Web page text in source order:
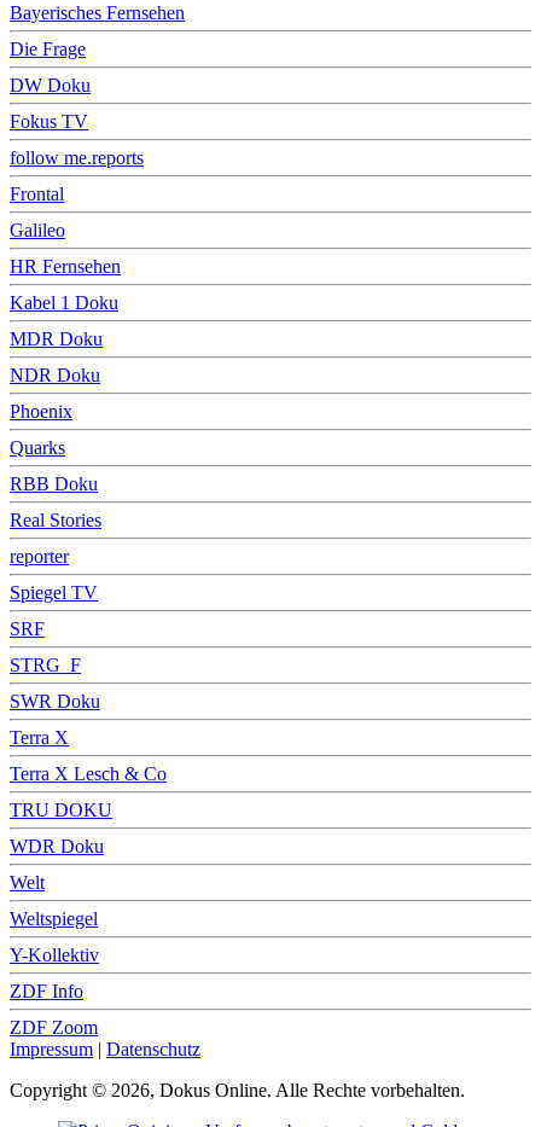
Bayerisches Fernsehen
Die Frage
DW Doku
Fokus TV
follow me.reports
Frontal
Galileo
HR Fernsehen
Kabel 1 Doku
MDR Doku
NDR Doku
Phoenix
Quarks
RBB Doku
Real Stories
reporter
Spiegel TV
SRF
STRG_F
SWR Doku
Terra X
Terra X Lesch & Co
TRU DOKU
WDR Doku
Welt
Weltspiegel
Y-Kollektiv
ZDF Info
ZDF Zoom
Impressum | Datenschutz
Copyright © 2026, Dokus Online. Alle Rechte vorbehalten.